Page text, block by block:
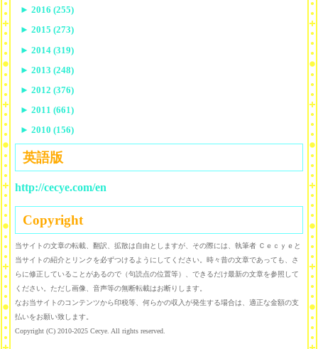
► 2016 (255)
► 2015 (273)
► 2014 (319)
► 2013 (248)
► 2012 (376)
► 2011 (661)
► 2010 (156)
英語版
http://cecye.com/en
Copyright
当サイトの文章の転載、翻訳、拡散は自由としますが、その際には、執筆者 Ｃｅｃｙｅと
当サイトの紹介とリンクを必ずつけるようにしてください。時々昔の文章であっても、さ
らに修正していることがあるので（句読点の位置等）、できるだけ最新の文章を参照して
ください。ただし画像、音声等の無断転載はお断りします。
なお当サイトのコンテンツから印税等、何らかの収入が発生する場合は、適正な金額の支
払いをお願い致します。
Copyright (C) 2010-2025 Cecye. All rights reserved.